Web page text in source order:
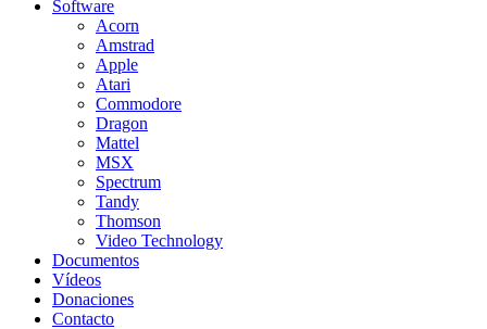
Software
Acorn
Amstrad
Apple
Atari
Commodore
Dragon
Mattel
MSX
Spectrum
Tandy
Thomson
Video Technology
Documentos
Vídeos
Donaciones
Contacto